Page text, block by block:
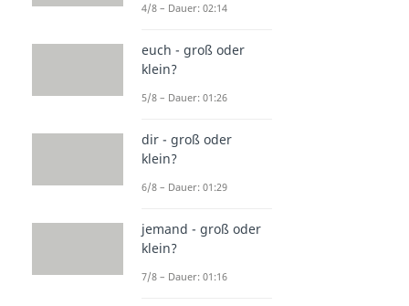
4/8 – Dauer: 02:14
euch - groß oder
klein?
5/8 – Dauer: 01:26
dir - groß oder
klein?
6/8 – Dauer: 01:29
jemand - groß oder
klein?
7/8 – Dauer: 01:16